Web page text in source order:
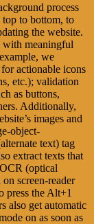
process
top to bottom, to
the website.
with meaningful
we
actionable icons
etc.); validation
as buttons,
Additionally,
images and
object-
text) tag
extract texts that
(optical
screen-reader
press the Alt+1
also get automatic
on as soon as